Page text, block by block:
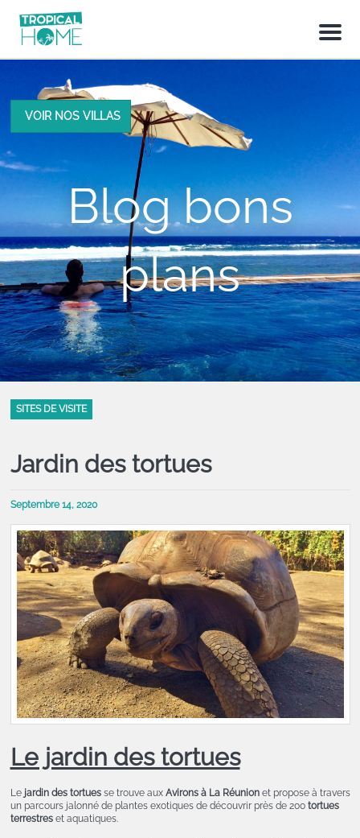
M
n
VOIR NOS VILLAS
Blog bons
plans
SITES DE VISITE
Jardin des tortues
Septembre 14, 2020
Le jardin des tortues
Le jardin des tortuesse trouve aux Avirons à La Réunionet propose à travers
un parcours jalonné de plantes exotiques de découvrir près de 200 tortues
terrestreset aquatiques.